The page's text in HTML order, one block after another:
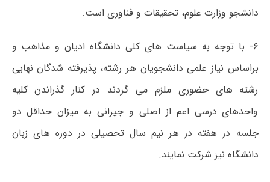
دانشجو وزارت علوم، تحقیقات و فناوری است.
۶- با توجه به سیاست های کلی دانشگاه ادیان و مذاهب و
براساس نیاز علمی دانشجویان هر رشته، پذیرفته شدگان نهایی
رشته های حضوری ملزم می گردند در کنار گذراندن کلیه
واحدهای درسی اعم از اصلی و جیرانی به میزان حداقل دو
جلسه در هفته در هر نیم سال تحصیلی در دوره های زبان
دانشگاه نیز شرکت نمایند.